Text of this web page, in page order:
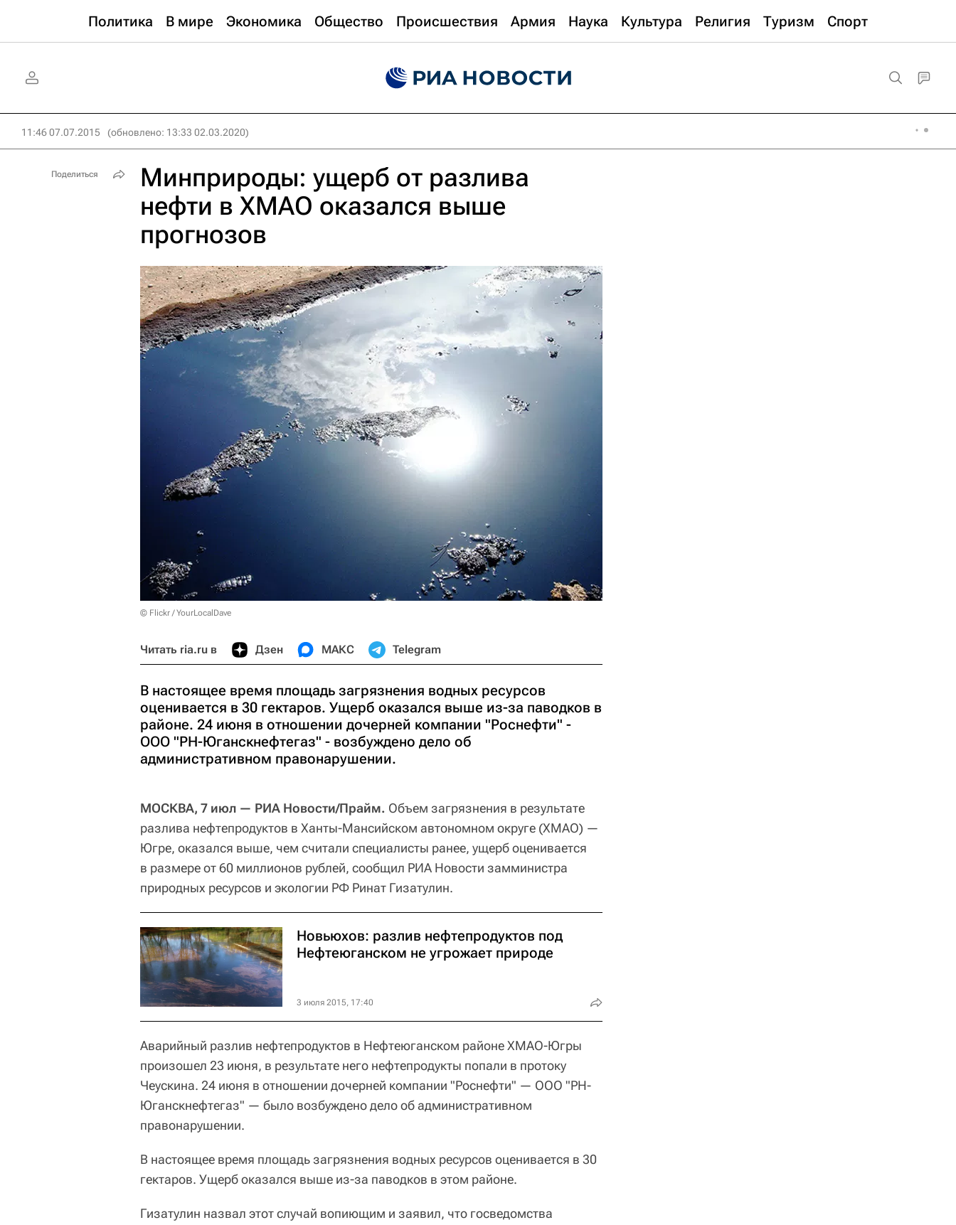
Политика В мире Экономика Общество Происшествия Армия Наука Культура Религия Туризм Спорт
11:46 07.07.2015 (обновлено: 13:33 02.03.2020)
Минприроды: ущерб от разлива
нефти в ХМАО оказался выше
прогнозов
© Flickr / YourLocalDave
Читать ria.ru в Дзен МАКС Telegram
В настоящее время площадь загрязнения водных ресурсов
оценивается в 30 гектаров. Ущерб оказался выше из-за паводков в
районе. 24 июня в отношении дочерней компании "Роснефти" -
ООО "РН-Юганскнефтегаз" - возбуждено дело об
административном правонарушении.
МОСКВА, 7 июл — РИА Новости/Прайм. Объем загрязнения в результате
разлива нефтепродуктов в Ханты-Мансийском автономном округе (ХМАО) —
Югре, оказался выше, чем считали специалисты ранее, ущерб оценивается
в размере от 60 миллионов рублей, сообщил РИА Новости замминистра
природных ресурсов и экологии РФ Ринат Гизатулин.
Новьюхов: разлив нефтепродуктов под
Нефтеюганском не угрожает природе
3 июля 2015, 17:40
Аварийный разлив нефтепродуктов в Нефтеюганском районе ХМАО-Югры
произошел 23 июня, в результате него нефтепродукты попали в протоку
Чеускина. 24 июня в отношении дочерней компании "Роснефти" — ООО "РН-
Юганскнефтегаз" — было возбуждено дело об административном
правонарушении.
В настоящее время площадь загрязнения водных ресурсов оценивается в 30
гектаров. Ущерб оказался выше из-за паводков в этом районе.
Гизатулин назвал этот случай вопиющим и заявил, что госведомства
Поделиться